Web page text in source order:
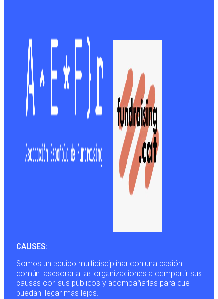
CAUSES:
Somos un equipo multidisciplinar con una pasión
común: asesorar a las organizaciones a compartir sus
causas con sus públicos y acompañarlas para que
puedan llegar más lejos.